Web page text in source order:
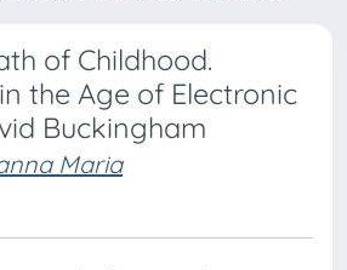
of Childhood.
the Age of Electronic
Buckingham
Maria